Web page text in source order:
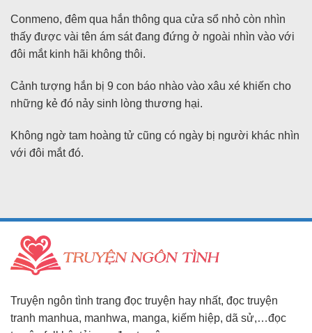
Conmeno, đêm qua hắn thông qua cửa sổ nhỏ còn nhìn
thấy được vài tên ám sát đang đứng ở ngoài nhìn vào với
đôi mắt kinh hãi không thôi.
Cảnh tượng hắn bị 9 con báo nhào vào xâu xé khiến cho
những kẻ đó nảy sinh lòng thương hại.
Không ngờ tam hoàng tử cũng có ngày bị người khác nhìn
với đôi mắt đó.
Truyện ngôn tình trang đọc truyện hay nhất, đọc truyện
tranh manhua, manhwa, manga, kiếm hiệp, dã sử,…đọc